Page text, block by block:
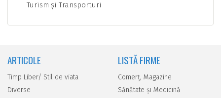
Turism şi Transporturi
ARTICOLE
Timp Liber/ Stil de viata
Diverse
LISTĂ FIRME
Comerţ, Magazine
Sănătate şi Medicină